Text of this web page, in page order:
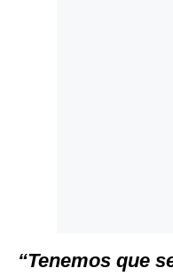
“Tenemos que